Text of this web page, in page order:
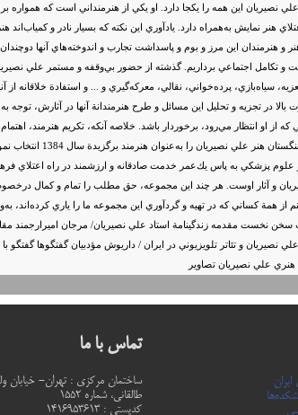
نصيريان اين همه را يكجا دارد. او يكي از هنرمنداني است كه
هنر نمايش به‌همراه دارد. يادآوري اين نكته كه بسيار نادر و
و هنرمندان اين مرز و بوم و پاسداشت تجارب و اندوخته‌هاي آنها دوچندان
و تكامل اجتماعي برداريم. گذشته از حضور بي‌وقفه و مستمر علي
تعزيه، سياه‌بازي، پرده‌خواني، نقالي، معركه‌گيري و ... و استفادة
بالا در تجزيه و تحليل اين مسائل و طرح هنرمندانة آنها در آثارش، توجه
كه از او انتظار مي‌رود، برخوردار باشد. خلاصه آنكه، تكريم هنرمند،
بدين‌‌منظور
علوم پزشكي به پاس يك‌عمر خدمت صادقانه و ارزشمند در راه اعتلاي
و آثار اوست. هر چند اين مجموعه، حق‌ مطلب را تمام و كمال
از همة كساني كه در تهيه و گردآوري اين مجموعه ما را ياري
نخست مقدمه زندگينامة استاد علي نصيريان/ مرجان امير‌ارجمند
و تئاتر تلويزيوني در ايران / داريوش مؤدبيان گفتگوها گفتگو
علي نصيريان تصاوير
تماس با ما
ساختمان مرکزی : تهران- خیابان
طالقانی، شماره 1552
كدپستي : 1416953613